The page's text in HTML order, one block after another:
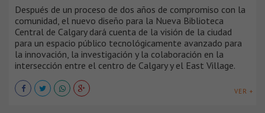
Después de un proceso de dos años de compromiso con la
comunidad, el nuevo diseño para la Nueva Biblioteca
Central de Calgary dará cuenta de la visión de la ciudad
para un espacio público tecnológicamente avanzado para
la innovación, la investigación y la colaboración en la
intersección entre el centro de Calgary y el East Village.
VER +